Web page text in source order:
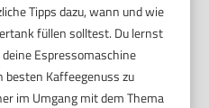
Tipps dazu, wann und wie
füllen solltest. Du lernst
Espressomaschine
besten Kaffeegenuss zu
im Umgang mit dem Thema